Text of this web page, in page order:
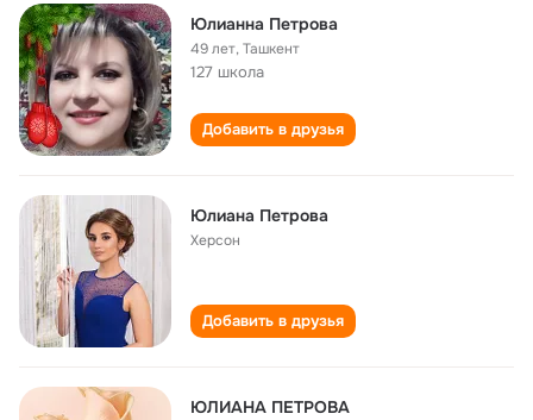
Юлианна Петрова
49 лет,Ташкент
127 школа
Добавить в друзья
Юлиана Петрова
Херсон
Добавить в друзья
ЮЛИАНА ПЕТРОВА